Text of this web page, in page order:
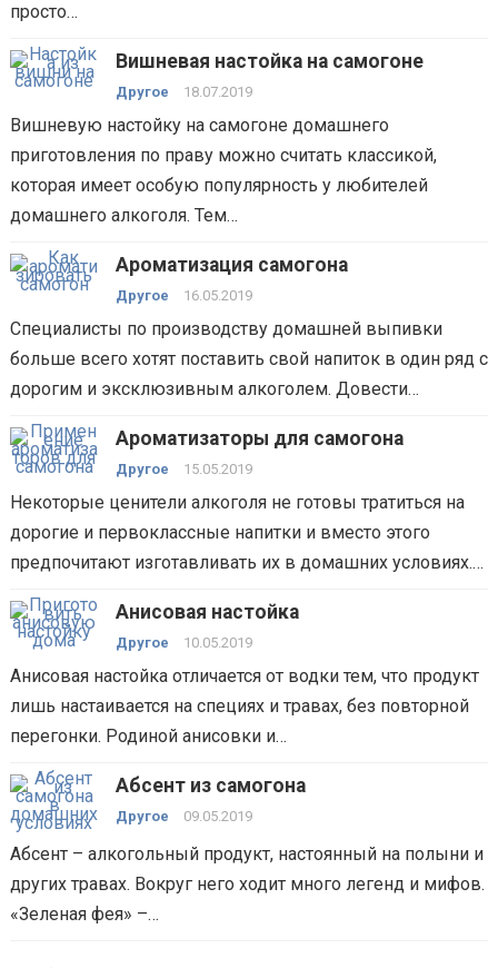
просто…
Вишневая настойка на самогоне
Другое 18.07.2019
Вишневую настойку на самогоне домашнего
приготовления по праву можно считать классикой,
которая имеет особую популярность у любителей
домашнего алкоголя. Тем…
Ароматизация самогона
Другое 16.05.2019
Специалисты по производству домашней выпивки
больше всего хотят поставить свой напиток в один ряд с
дорогим и эксклюзивным алкоголем. Довести…
Ароматизаторы для самогона
Другое 15.05.2019
Некоторые ценители алкоголя не готовы тратиться на
дорогие и первоклассные напитки и вместо этого
предпочитают изготавливать их в домашних условиях.…
Анисовая настойка
Другое 10.05.2019
Анисовая настойка отличается от водки тем, что продукт
лишь настаивается на специях и травах, без повторной
перегонки. Родиной анисовки и…
Абсент из самогона
Другое 09.05.2019
Абсент – алкогольный продукт, настоянный на полыни и
других травах. Вокруг него ходит много легенд и мифов.
«Зеленая фея» –…